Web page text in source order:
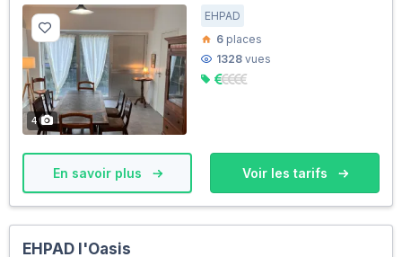
4
EHPAD
6 places
1328 vues
En savoir plus Voir les tarifs
EHPAD l'Oasis